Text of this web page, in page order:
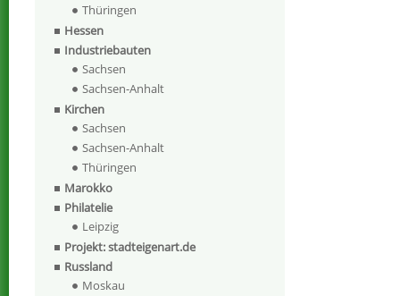
Thüringen
Hessen
Industriebauten
Sachsen
Sachsen-Anhalt
Kirchen
Sachsen
Sachsen-Anhalt
Thüringen
Marokko
Philatelie
Leipzig
Projekt: stadteigenart.de
Russland
Moskau